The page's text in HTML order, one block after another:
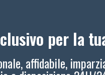
per la
affidabile,